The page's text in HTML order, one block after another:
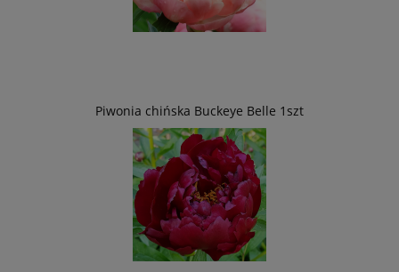
Piwonia chińska Buckeye Belle 1szt